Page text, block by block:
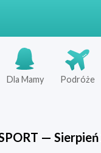
Dla Mamy Podróże
— Sierpień